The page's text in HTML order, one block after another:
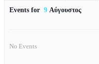
Events for 9 Αύγουστος
No Events